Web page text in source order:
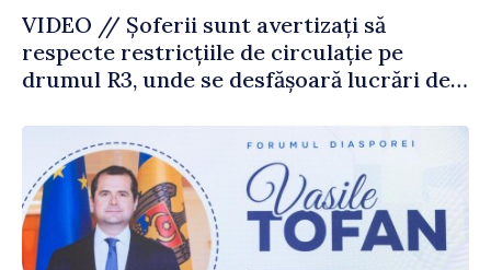
VIDEO // Șoferii sunt avertizați să
respecte restricțiile de circulație pe
drumul R3, unde se desfășoară lucrări de